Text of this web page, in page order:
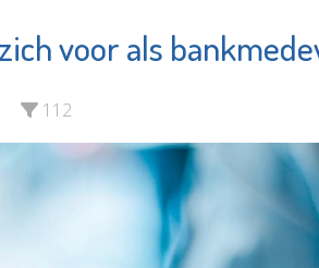
voor als
112
De